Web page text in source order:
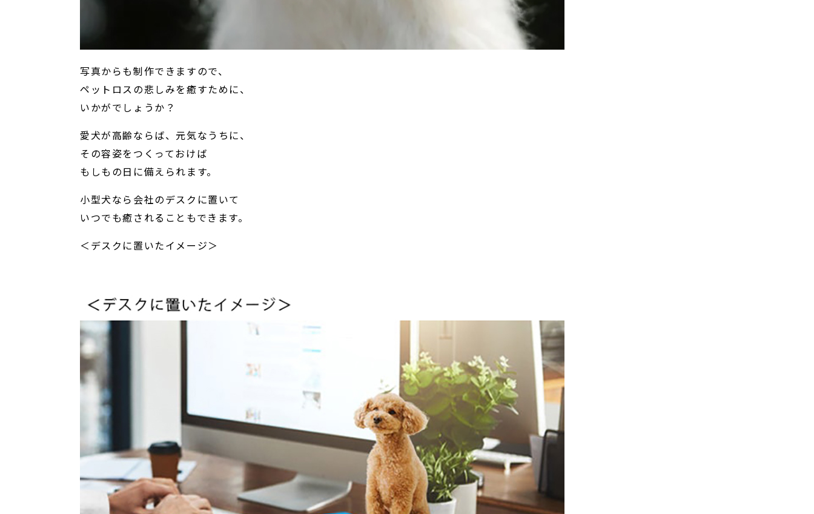
写真からも制作できますので、
ペットロスの悲しみを癒すために、
いかがでしょうか？
愛犬が高齢ならば、元気なうちに、
その容姿をつくっておけば
もしもの日に備えられます。
小型犬なら会社のデスクに置いて
いつでも癒されることもできます。
＜デスクに置いたイメージ＞